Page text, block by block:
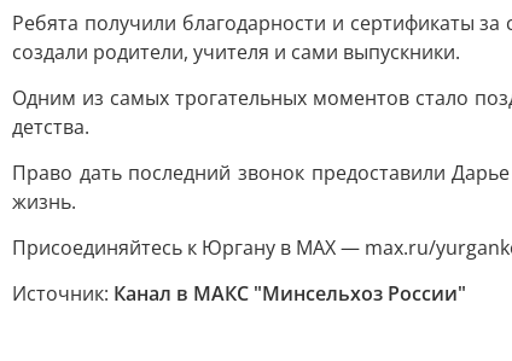
Ребята получили благодарности и сертификаты
создали родители, учителя и сами выпускники.
Одним из самых трогательных моментов стало
детства.
Право дать последний звонок предоставили
жизнь.
Присоединяйтесь к Юргану в MAX — max.ru/
Источник: Канал в МАКС "Минсельхоз России"